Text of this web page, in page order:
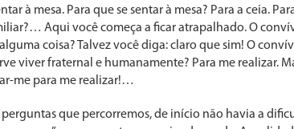
à mesa. Para que se sentar à mesa? Para a ceia.
Aqui você começa a ficar atrapalhado. O
coisa? Talvez você diga: claro que sim! O
viver fraternal e humanamente? Para me realizar.
me para me realizar!…
que percorremos, de início não havia a